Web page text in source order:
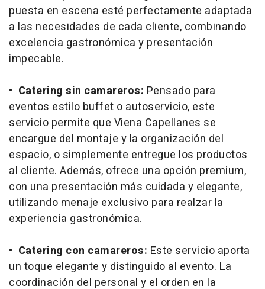
puesta en escena esté perfectamente adaptada
a las necesidades de cada cliente, combinando
excelencia gastronómica y presentación
impecable.
• Catering sin camareros: Pensado para
eventos estilo buffet o autoservicio, este
servicio permite que Viena Capellanes se
encargue del montaje y la organización del
espacio, o simplemente entregue los productos
al cliente. Además, ofrece una opción premium,
con una presentación más cuidada y elegante,
utilizando menaje exclusivo para realzar la
experiencia gastronómica.
• Catering con camareros: Este servicio aporta
un toque elegante y distinguido al evento. La
coordinación del personal y el orden en la